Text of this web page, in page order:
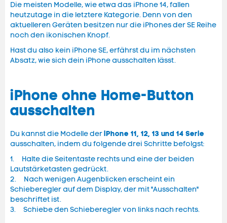
Die meisten Modelle, wie etwa das iPhone 14, fallen
heutzutage in die letztere Kategorie. Denn von den
aktuelleren Geräten besitzen nur die iPhones der SE Reihe
noch den ikonischen Knopf.
Hast du also kein iPhone SE, erfährst du im nächsten
Absatz, wie sich dein iPhone ausschalten lässt.
iPhone ohne Home-Button
ausschalten
Du kannst die Modelle deriPhone 11, 12, 13 und 14 Serie
ausschalten, indem du folgende drei Schritte befolgst:
1. Halte die Seitentaste rechts und eine der beiden
Lautstärketasten gedrückt.
2. Nach wenigen Augenblicken erscheint ein
Schieberegler auf dem Display, der mit "Ausschalten"
beschriftet ist.
3. Schiebe den Schieberegler von links nach rechts.